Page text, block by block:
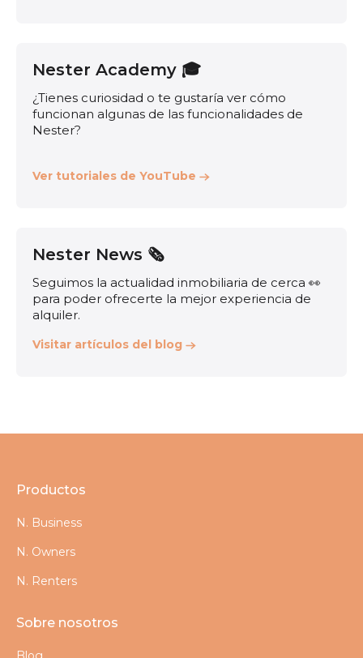
Nester Academy 🎓
¿Tienes curiosidad o te gustaría ver cómo
funcionan algunas de las funcionalidades de
Nester?
Ver tutoriales de YouTube
Nester News 🗞️
Seguimos la actualidad inmobiliaria de cerca 👀
para poder ofrecerte la mejor experiencia de
alquiler.
Visitar artículos del blog
Productos
N. Business
N. Owners
N. Renters
Sobre nosotros